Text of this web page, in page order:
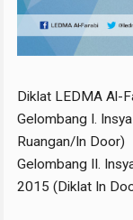
Diklat LEDMA Al-
Gelombang I.
Ruangan/In Door)
Gelombang II.
2015 (Diklat In